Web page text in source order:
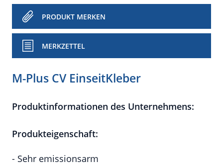
PRODUKT MERKEN
MERKZETTEL
M-Plus CV EinseitKleber
Produktinformationen des Unternehmens:
Produkteigenschaft:
- Sehr emissionsarm